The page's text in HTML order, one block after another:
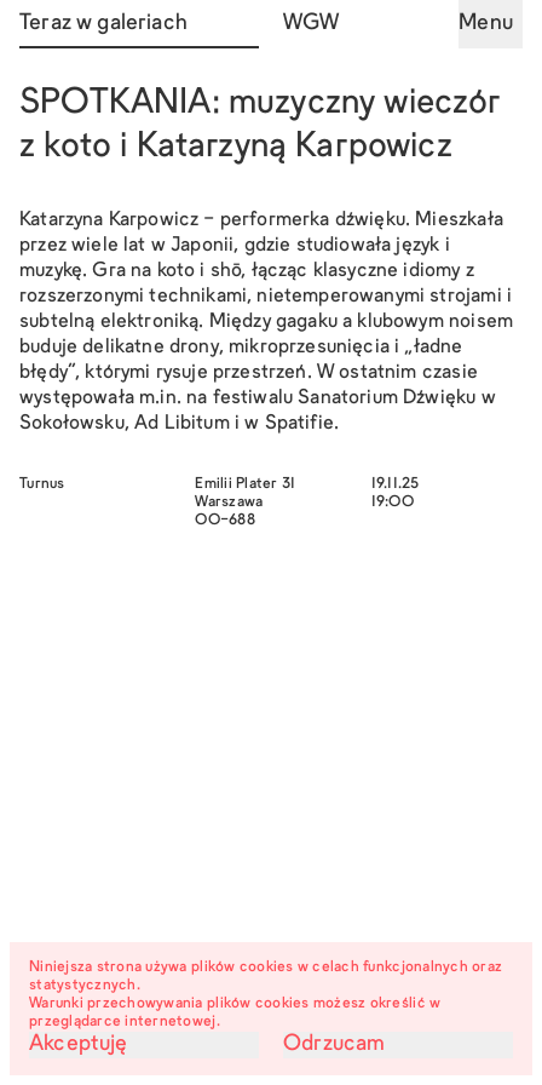
Teraz w galeriach WGW Menu
SPOTKANIA: muzyczny wieczór
z koto i Katarzyną Karpowicz
Katarzyna Karpowicz - performerka dźwięku. Mieszkała
przez wiele lat w Japonii, gdzie studiowała język i
muzykę. Gra na koto i shō, łącząc klasyczne idiomy z
rozszerzonymi technikami, nietemperowanymi strojami i
subtelną elektroniką. Między gagaku a klubowym noisem
buduje delikatne drony, mikroprzesunięcia i „ładne
błędy”, którymi rysuje przestrzeń. W ostatnim czasie
występowała m.in. na festiwalu Sanatorium Dźwięku w
Sokołowsku, Ad Libitum i w Spatifie.
Turnus
Emilii Plater 31
Warszawa
00-688
19.11.25
19:00
Niniejsza strona używa plików cookies w celach funkcjonalnych oraz
statystycznych.
Warunki przechowywania plików cookies możesz określić w
przeglądarce internetowej.
Akceptuję Odrzucam